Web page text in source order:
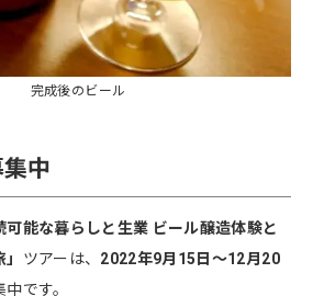
完成後のビール
中
可能な暮らしと生業 ビール醸造体験と
ツアーは、 2022年9月15日〜12月20
です。